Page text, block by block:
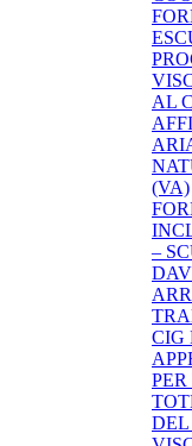
AL
(VA)
–
CIG
DEL